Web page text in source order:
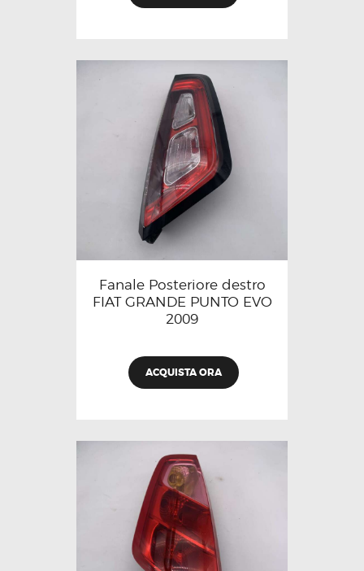
Fanale Posteriore destro
FIAT GRANDE PUNTO EVO
2009
ACQUISTA ORA